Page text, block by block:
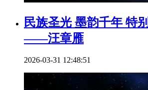
民族圣光 墨韵千年 特
——汪章雁
2026-03-31 12:48:51